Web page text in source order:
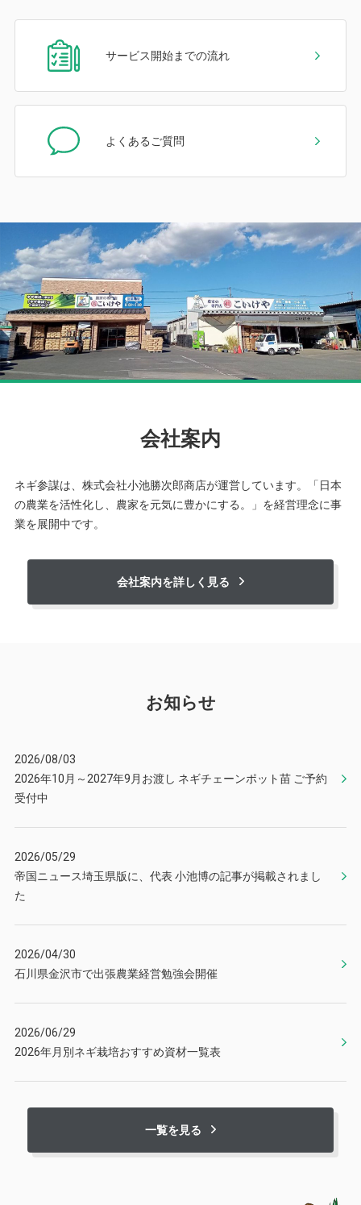
サービス開始までの流れ
よくあるご質問
会社案内
ネギ参謀は、株式会社小池勝次郎商店が運営しています。「日本
の農業を活性化し、農家を元気に豊かにする。」を経営理念に事
業を展開中です。
会社案内を詳しく見る
お知らせ
2026/08/03
2026年10月～2027年9月お渡し ネギチェーンポット苗 ご予約
受付中
2026/05/29
帝国ニュース埼玉県版に、代表 小池博の記事が掲載されまし
た
2026/04/30
石川県金沢市で出張農業経営勉強会開催
2026/06/29
2026年月別ネギ栽培おすすめ資材一覧表
一覧を見る